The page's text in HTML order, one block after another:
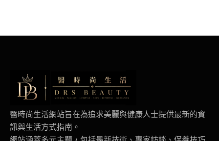
醫時尚生活網站旨在為追求美麗與健康人士提供最新的資
訊與生活方式指南。